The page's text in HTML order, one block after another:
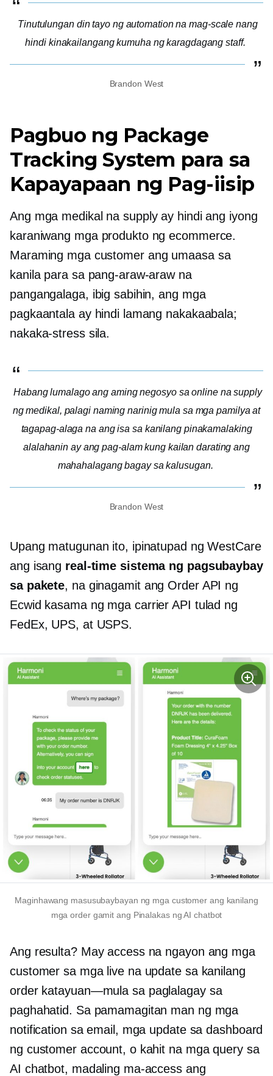
Tinutulungan din tayo ng automation na mag-scale nang
hindi kinakailangang kumuha ng karagdagang staff.
Brandon West
Pagbuo ng Package
Tracking System para sa
Kapayapaan ng Pag-iisip
Ang mga medikal na supply ay hindi ang iyong
karaniwang mga produkto ng ecommerce.
Maraming mga customer ang umaasa sa
kanila para sa pang-araw-araw na
pangangalaga, ibig sabihin, ang mga
pagkaantala ay hindi lamang nakakaabala;
nakaka-stress sila.
Habang lumalago ang aming negosyo sa online na supply
ng medikal, palagi naming narinig mula sa mga pamilya at
tagapag-alaga na ang isa sa kanilang pinakamalaking
alalahanin ay ang pag-alam kung kailan darating ang
mahahalagang bagay sa kalusugan.
Brandon West
Upang matugunan ito, ipinatupad ng WestCare
ang isang real-time sistema ng pagsubaybay
sa pakete, na ginagamit ang Order API ng
Ecwid kasama ng mga carrier API tulad ng
FedEx, UPS, at USPS.
Maginhawang masusubaybayan ng mga customer ang kanilang
mga order gamit ang Pinalakas ng AI chatbot
Ang resulta? May access na ngayon ang mga
customer sa mga live na update sa kanilang
order katayuan—mula sapaglalagay sa
paghahatid. Sa pamamagitan man ng mga
notification sa email, mga update sa dashboard
ng customer account, o kahit na mga query sa
AI chatbot, madaling ma-access ang